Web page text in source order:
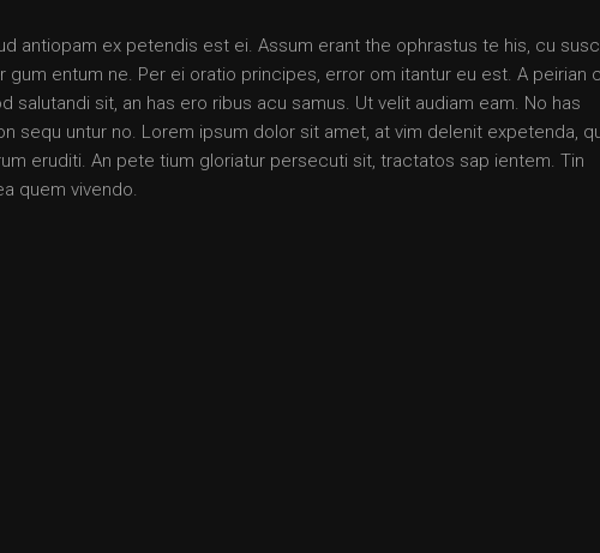
antiopam ex petendis est ei. Assum erant the ophrastus te his, cu
gum entum ne. Per ei oratio principes, error om itantur eu est. A peirian
salutandi sit, an has ero ribus acu samus. Ut velit audiam eam. No has
sequ untur no. Lorem ipsum dolor sit amet, at vim delenit expetenda,
eruditi. An pete tium gloriatur persecuti sit, tractatos sap ientem. Tin
quem vivendo.